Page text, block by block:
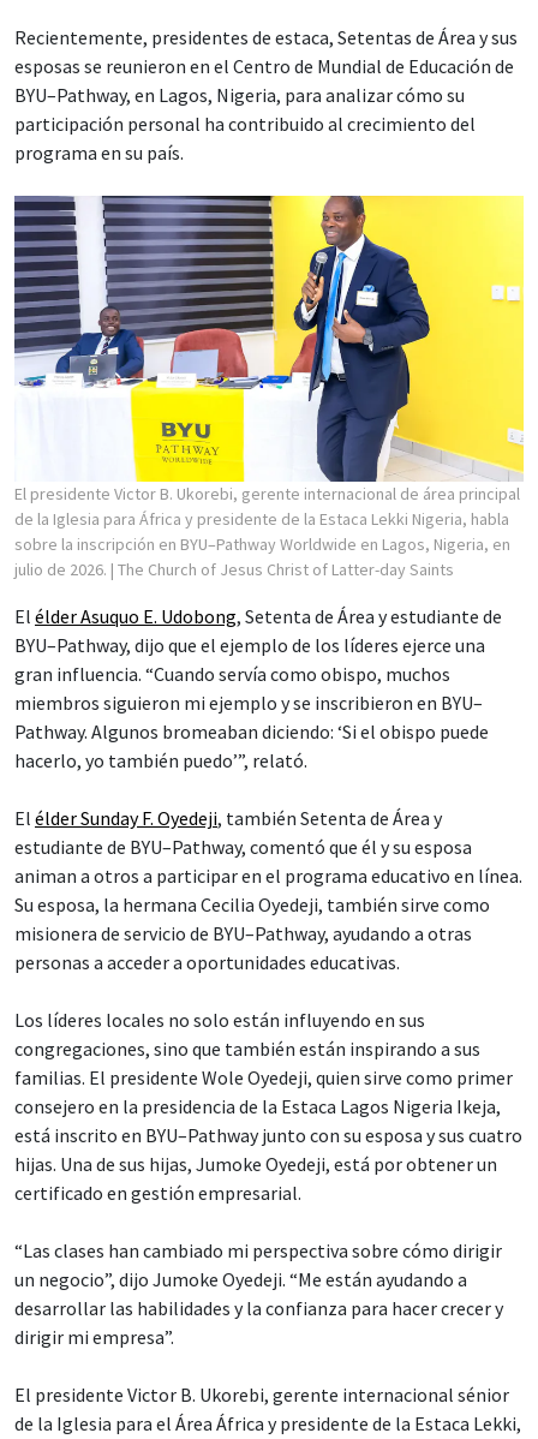
Recientemente, presidentes de estaca, Setentas de Área y sus
esposas se reunieron en el Centro de Mundial de Educación de
BYU–Pathway, en Lagos, Nigeria, para analizar cómo su
participación personal ha contribuido al crecimiento del
programa en su país.
El presidente Victor B. Ukorebi, gerente internacional de área principal
de la Iglesia para África y presidente de la Estaca Lekki Nigeria, habla
sobre la inscripción en BYU–Pathway Worldwide en Lagos, Nigeria, en
julio de 2026. | The Church of Jesus Christ of Latter-day Saints
El élder Asuquo E. Udobong, Setenta de Área y estudiante de
BYU–Pathway, dijo que el ejemplo de los líderes ejerce una
gran influencia. “Cuando servía como obispo, muchos
miembros siguieron mi ejemplo y se inscribieron en BYU–
Pathway. Algunos bromeaban diciendo: ‘Si el obispo puede
hacerlo, yo también puedo’”, relató.
El élder Sunday F. Oyedeji, también Setenta de Área y
estudiante de BYU–Pathway, comentó que él y su esposa
animan a otros a participar en el programa educativo en línea.
Su esposa, la hermana Cecilia Oyedeji, también sirve como
misionera de servicio de BYU–Pathway, ayudando a otras
personas a acceder a oportunidades educativas.
Los líderes locales no solo están influyendo en sus
congregaciones, sino que también están inspirando a sus
familias. El presidente Wole Oyedeji, quien sirve como primer
consejero en la presidencia de la Estaca Lagos Nigeria Ikeja,
está inscrito en BYU–Pathway junto con su esposa y sus cuatro
hijas. Una de sus hijas, Jumoke Oyedeji, está por obtener un
certificado en gestión empresarial.
“Las clases han cambiado mi perspectiva sobre cómo dirigir
un negocio”, dijo Jumoke Oyedeji. “Me están ayudando a
desarrollar las habilidades y la confianza para hacer crecer y
dirigir mi empresa”.
El presidente Victor B. Ukorebi, gerente internacional sénior
de la Iglesia para el Área África y presidente de la Estaca Lekki,